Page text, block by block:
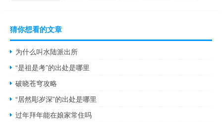
猜你想看的文章
为什么叫水陆派出所
“是祖是考”的出处是哪里
破晓苍穹攻略
“居然彫岁深”的出处是哪里
过年拜年能在娘家常住吗